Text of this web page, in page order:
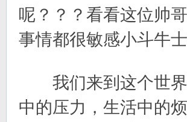
呢？？？看看这位帅
事情都很敏感小斗牛
我们来到这个世界
中的压力，生活中的